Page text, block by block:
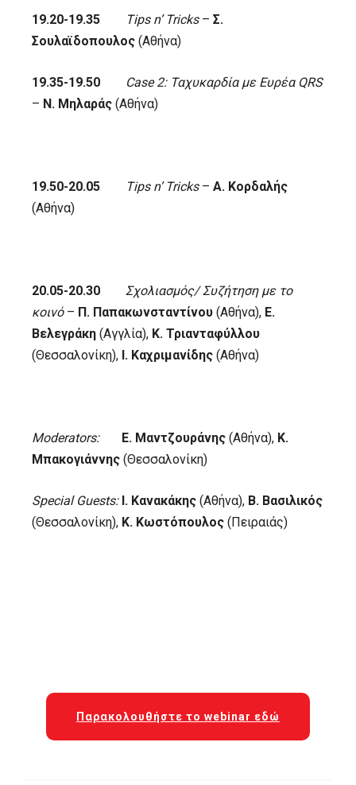
19.20-19.35 Tips n’ Tricks– Σ.
Σουλαϊδοπουλος (Αθήνα)
19.35-19.50 Case 2: Ταχυκαρδία με Ευρέα QRS
– Ν. Μηλαράς (Αθήνα)
19.50-20.05 Tips n’ Tricks– Α. Κορδαλής
(Αθήνα)
20.05-20.30
Σχολιασμός/ Συζήτηση με το
κοινό– Π. Παπακωνσταντίνου (Αθήνα), Ε.
Βελεγράκη (Αγγλία), Κ. Τριανταφύλλου
(Θεσσαλονίκη), Ι. Καχριμανίδης (Αθήνα)
Moderators: Ε. Μαντζουράνης (Αθήνα), Κ.
Μπακογιάννης (Θεσσαλονίκη)
Special Guests: Ι. Κανακάκης (Αθήνα), Β. Βασιλικός
(Θεσσαλονίκη), Κ. Κωστόπουλος (Πειραιάς)
Παρακολουθήστε το webinar εδώ